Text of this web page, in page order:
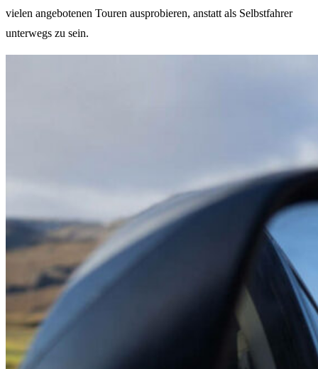
vielen angebotenen Touren ausprobieren, anstatt als Selbstfahrer
unterwegs zu sein.